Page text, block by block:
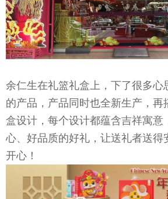
余仁生在礼篮礼盒上，下了很多心
的产品，产品同时也全新生产，再
盒设计，每个设计都蕴含吉祥寓意
心、好品质的好礼，让送礼者送得
开心！